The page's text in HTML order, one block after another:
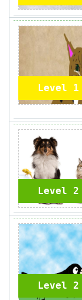
Level 1
Level 2
Level 2